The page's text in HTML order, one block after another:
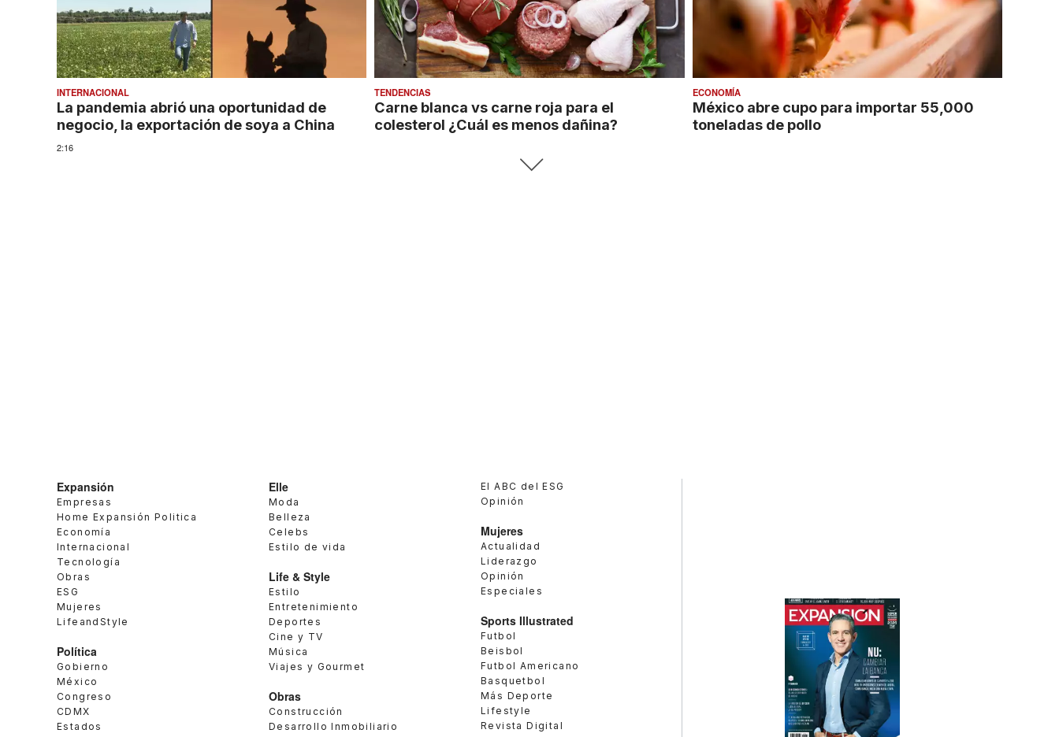
INTERNACIONAL
La pandemia abrió una oportunidad de
negocio, la exportación de soya a China
2:16
TENDENCIAS
Carne blanca vs carne roja para el
colesterol ¿Cuál es menos dañina?
ECONOMÍA
México abre cupo para importar 55,000
toneladas de pollo
Expansión
Empresas
Home Expansión Politica
Economía
Internacional
Tecnología
Obras
ESG
Mujeres
LifeandStyle
Política
Gobierno
México
Congreso
CDMX
Estados
Elle
Moda
Belleza
Celebs
Estilo de vida
Life & Style
Estilo
Entretenimiento
Deportes
Cine y TV
Música
Viajes y Gourmet
Obras
Construcción
Desarrollo Inmobiliario
El ABC del ESG
Opinión
Mujeres
Actualidad
Liderazgo
Opinión
Especiales
Sports Illustrated
Futbol
Beisbol
Futbol Americano
Basquetbol
Más Deporte
Lifestyle
Revista Digital